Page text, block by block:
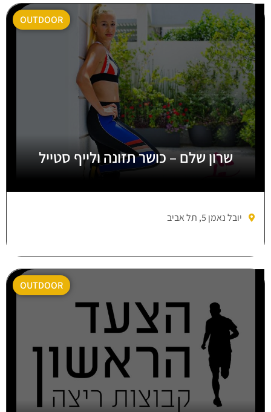
OUTDOOR
שרון שלם – כושר תזונה ולייף סטייל
יובל נאמן 5, תל אביב
OUTDOOR